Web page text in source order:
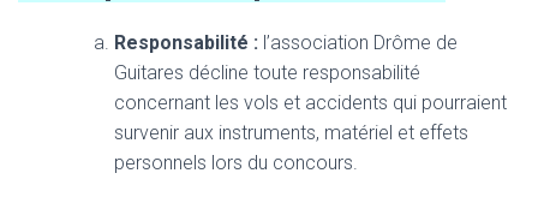
Responsabilité : l’association Drôme de
Guitares décline toute responsabilité
concernant les vols et accidents qui pourraient
survenir aux instruments, matériel et effets
personnels lors du concours.